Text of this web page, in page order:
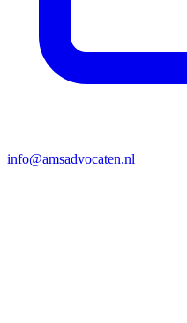
info@amsadvocaten.nl